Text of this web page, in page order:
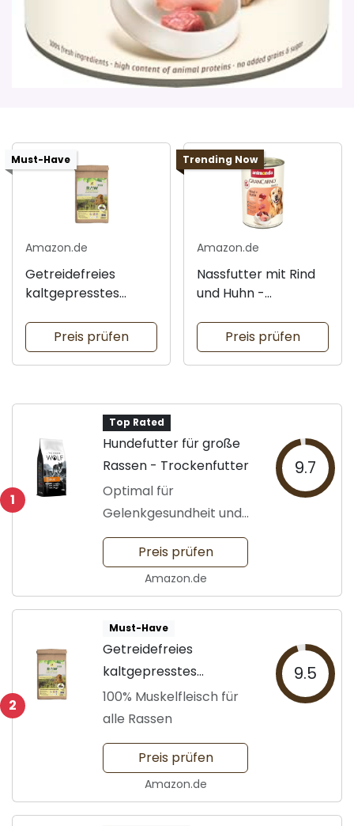
Must-Have
Amazon.de
Getreidefreies
kaltgepresstes
Preis prüfen
Trending Now
Amazon.de
Nassfutter mit Rind
und Huhn -
Preis prüfen
1
Top Rated
Hundefutter für große
Rassen - Trockenfutter
Optimal für
Gelenkgesundheit und
Wohlbefinden
9.7
Preis prüfen
Amazon.de
2
Must-Have
Getreidefreies
kaltgepresstes
Hundefutter
100% Muskelfleisch für
alle Rassen
9.5
Preis prüfen
Amazon.de